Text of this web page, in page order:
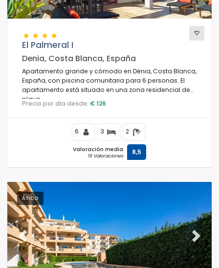
El Palmeral I
Denia, Costa Blanca, España
Apartamento grande y cómodo en Dénia, Costa Blanca,
España, con piscina comunitaria para 6 personas. El
apartamento está situado en una zona residencial de
playa.
Precio por día desde: € 126
6 3 2
Valoración media
19 Valoraciones 8,5
ÁTICO
Previous Next